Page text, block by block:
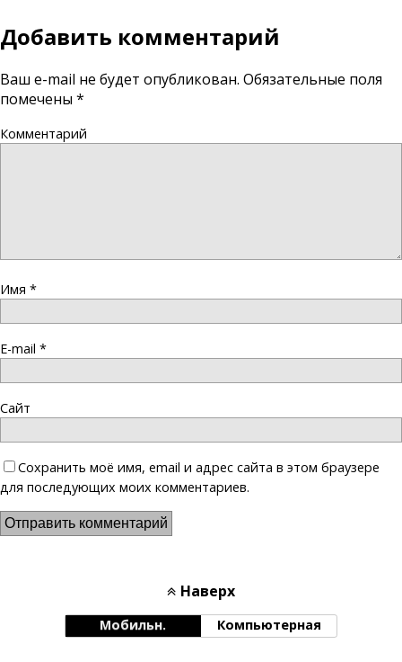
Добавить комментарий
Ваш e-mail не будет опубликован. Обязательные поля
помечены *
Комментарий
Имя *
E-mail *
Сайт
Сохранить моё имя, email и адрес сайта в этом браузере
для последующих моих комментариев.
Наверх
Мобильн. Компьютерная